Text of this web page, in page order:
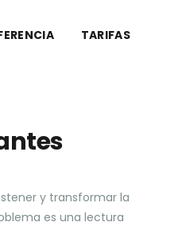
TARIFAS
y transformar la
es una lectura